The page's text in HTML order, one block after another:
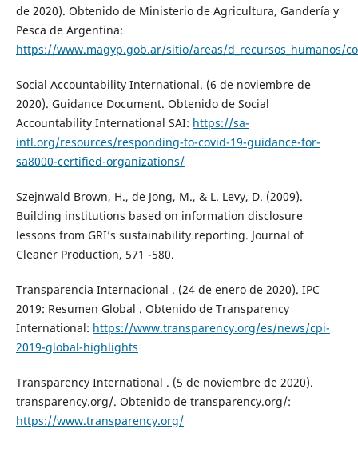
de 2020). Obtenido de Ministerio de Agricultura, Gandería y
Pesca de Argentina:
https://www.magyp.gob.ar/sitio/areas/d_recursos_humanos/
Social Accountability International. (6 de noviembre de
2020). Guidance Document. Obtenido de Social
Accountability International SAI: https://sa-
intl.org/resources/responding-to-covid-19-guidance-for-
sa8000-certified-organizations/
Szejnwald Brown, H., de Jong, M., & L. Levy, D. (2009).
Building institutions based on information disclosure
lessons from GRI’s sustainability reporting. Journal of
Cleaner Production, 571 -580.
Transparencia Internacional . (24 de enero de 2020). IPC
2019: Resumen Global . Obtenido de Transparency
International: https://www.transparency.org/es/news/cpi-
2019-global-highlights
Transparency International . (5 de noviembre de 2020).
transparency.org/. Obtenido de transparency.org/:
https://www.transparency.org/